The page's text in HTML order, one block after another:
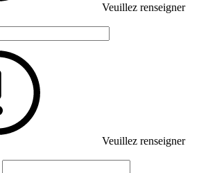
Veuillez renseigner
Veuillez renseigner